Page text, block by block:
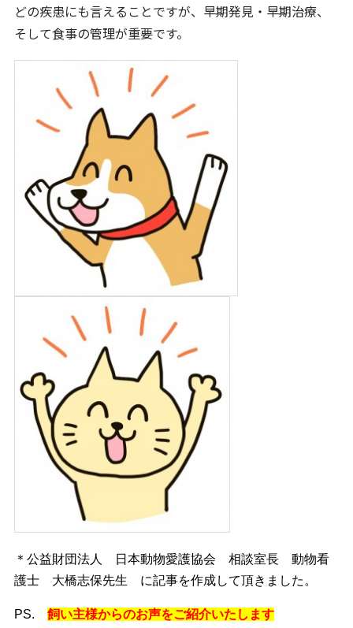
どの疾患にも言えることですが、早期発見・早期治療、
そして食事の管理が重要です。
＊公益財団法人 日本動物愛護協会 相談室長 動物看
護士 大橋志保先生 に記事を作成して頂きました。
PS. 飼い主様からのお声をご紹介いたします